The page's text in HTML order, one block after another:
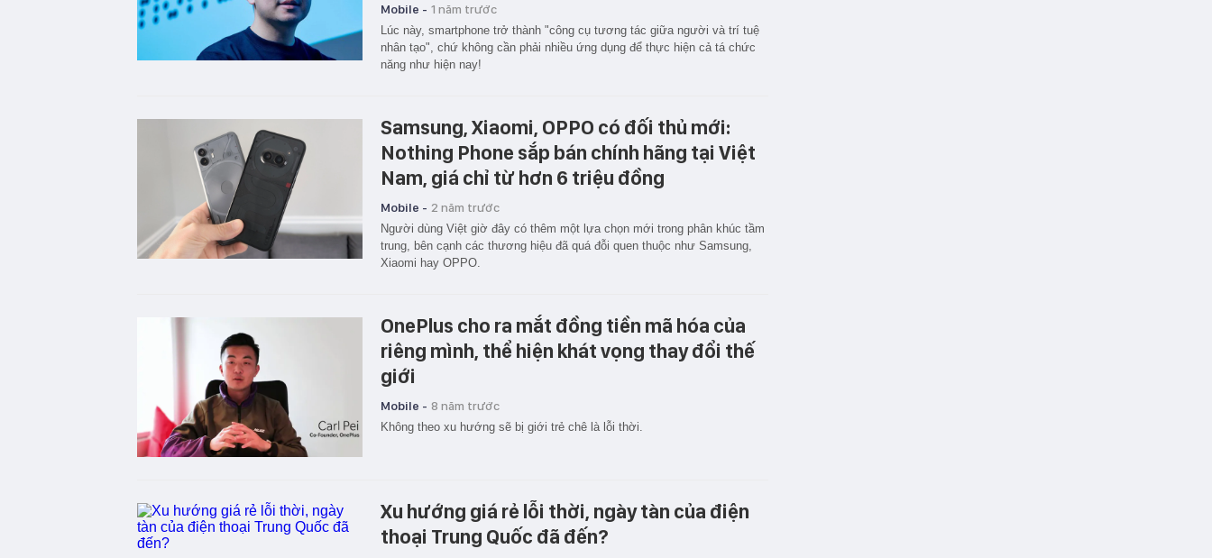
Mobile - 1 năm trước
Lúc này, smartphone trở thành "công cụ tương tác giữa người và trí tuệ
nhân tạo", chứ không cần phải nhiều ứng dụng để thực hiện cả tá chức
năng như hiện nay!
Samsung, Xiaomi, OPPO có đối thủ mới:
Nothing Phone sắp bán chính hãng tại Việt
Nam, giá chỉ từ hơn 6 triệu đồng
Mobile - 2 năm trước
Người dùng Việt giờ đây có thêm một lựa chọn mới trong phân khúc tầm
trung, bên cạnh các thương hiệu đã quá đỗi quen thuộc như Samsung,
Xiaomi hay OPPO.
OnePlus cho ra mắt đồng tiền mã hóa của
riêng mình, thể hiện khát vọng thay đổi thế
giới
Mobile - 8 năm trước
Không theo xu hướng sẽ bị giới trẻ chê là lỗi thời.
Xu hướng giá rẻ lỗi thời, ngày tàn của điện
thoại Trung Quốc đã đến?